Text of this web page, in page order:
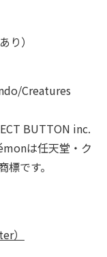
り）
Creatures
BUTTON inc.
は任天堂・ク
です。
）